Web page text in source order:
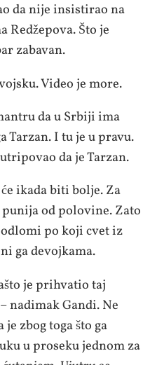
da nije insistirao na
Redžepova. Što je
zabavan.
Video je more.
da u Srbiji ima
Tarzan. I tu je u pravu.
da je Tarzan.
ikada biti bolje. Za
punija od polovine. Zato
po koji cvet iz
ga devojkama.
je prihvatio taj
nadimak Gandi. Ne
zbog toga što ga
u proseku jednom za